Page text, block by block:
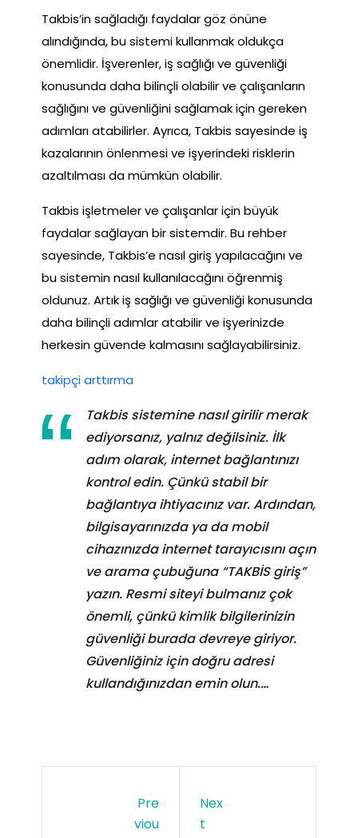
Takbis’in sağladığı faydalar göz önüne
alındığında, bu sistemi kullanmak oldukça
önemlidir. İşverenler, iş sağlığı ve güvenliği
konusunda daha bilinçli olabilir ve çalışanların
sağlığını ve güvenliğini sağlamak için gereken
adımları atabilirler. Ayrıca, Takbis sayesinde iş
kazalarının önlenmesi ve işyerindeki risklerin
azaltılması da mümkün olabilir.
Takbis işletmeler ve çalışanlar için büyük
faydalar sağlayan bir sistemdir. Bu rehber
sayesinde, Takbis’e nasıl giriş yapılacağını ve
bu sistemin nasıl kullanılacağını öğrenmiş
oldunuz. Artık iş sağlığı ve güvenliği konusunda
daha bilinçli adımlar atabilir ve işyerinizde
herkesin güvende kalmasını sağlayabilirsiniz.
takipçi arttırma
Takbis sistemine nasıl girilir merak
ediyorsanız, yalnız değilsiniz. İlk
adım olarak, internet bağlantınızı
kontrol edin. Çünkü stabil bir
bağlantıya ihtiyacınız var. Ardından,
bilgisayarınızda ya da mobil
cihazınızda internet tarayıcısını açın
ve arama çubuğuna “TAKBİS giriş”
yazın. Resmi siteyi bulmanız çok
önemli, çünkü kimlik bilgilerinizin
güvenliği burada devreye giriyor.
Güvenliğiniz için doğru adresi
kullandığınızdan emin olun.…
Pre
Viou
Nex
T